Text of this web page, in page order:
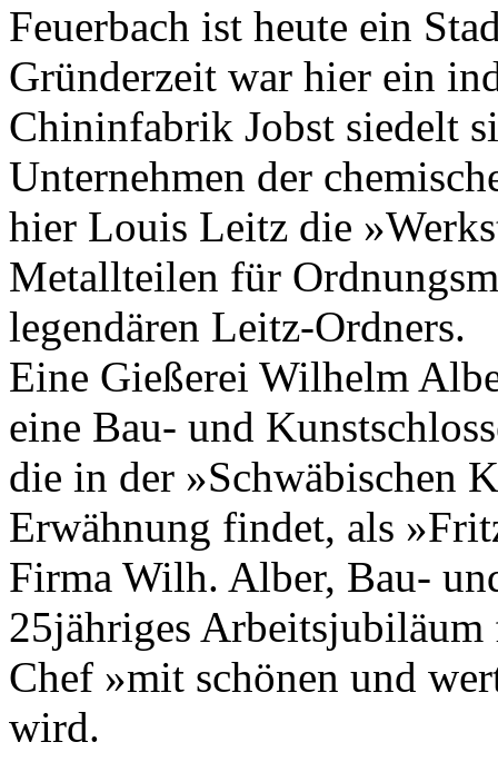
Feuerbach ist heute ein
Gründerzeit war hier ein
Chininfabrik Jobst siedelt
Unternehmen der
hier Louis Leitz die
Metallteilen für
legendären Leitz-Ordners.
Eine Gießerei Wilhelm
eine Bau- und
die in der »Schwäbischen
Erwähnung findet, als
Firma Wilh. Alber, Bau-
25jähriges
Chef »mit schönen und
wird.